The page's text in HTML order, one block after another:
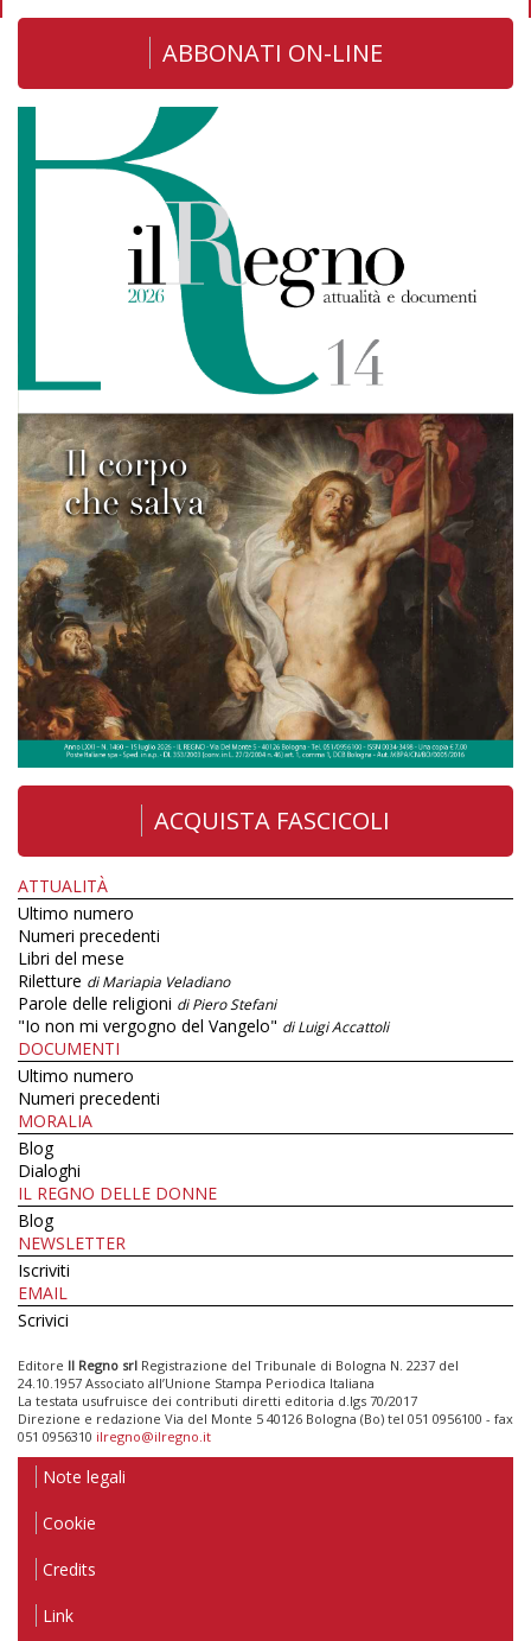
ABBONATI ON-LINE
ACQUISTA FASCICOLI
ATTUALITÀ
Ultimo numero
Numeri precedenti
Libri del mese
Riletture di Mariapia Veladiano
Parole delle religioni di Piero Stefani
"Io non mi vergogno del Vangelo" di Luigi Accattoli
DOCUMENTI
Ultimo numero
Numeri precedenti
MORALIA
Blog
Dialoghi
IL REGNO DELLE DONNE
Blog
NEWSLETTER
Iscriviti
EMAIL
Scrivici
Editore Il Regno srl Registrazione del Tribunale di Bologna N. 2237 del
24.10.1957 Associato all’Unione Stampa Periodica Italiana
La testata usufruisce dei contributi diretti editoria d.lgs 70/2017
Direzione e redazione Via del Monte 5 40126 Bologna (Bo) tel 051 0956100 - fax
051 0956310 ilregno@ilregno.it
Note legali
Cookie
Credits
Link